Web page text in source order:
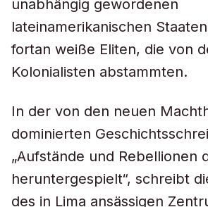
unabhängig gewordenen
lateinamerikanischen
fortan weiße Eliten, die von
Kolonialisten abstammten.
In der von den neuen
dominierten
„Aufstände und Rebellionen
heruntergespielt“, schreibt
des in Lima ansässigen